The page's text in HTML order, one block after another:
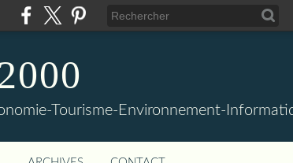
Tourisme-Environnement-